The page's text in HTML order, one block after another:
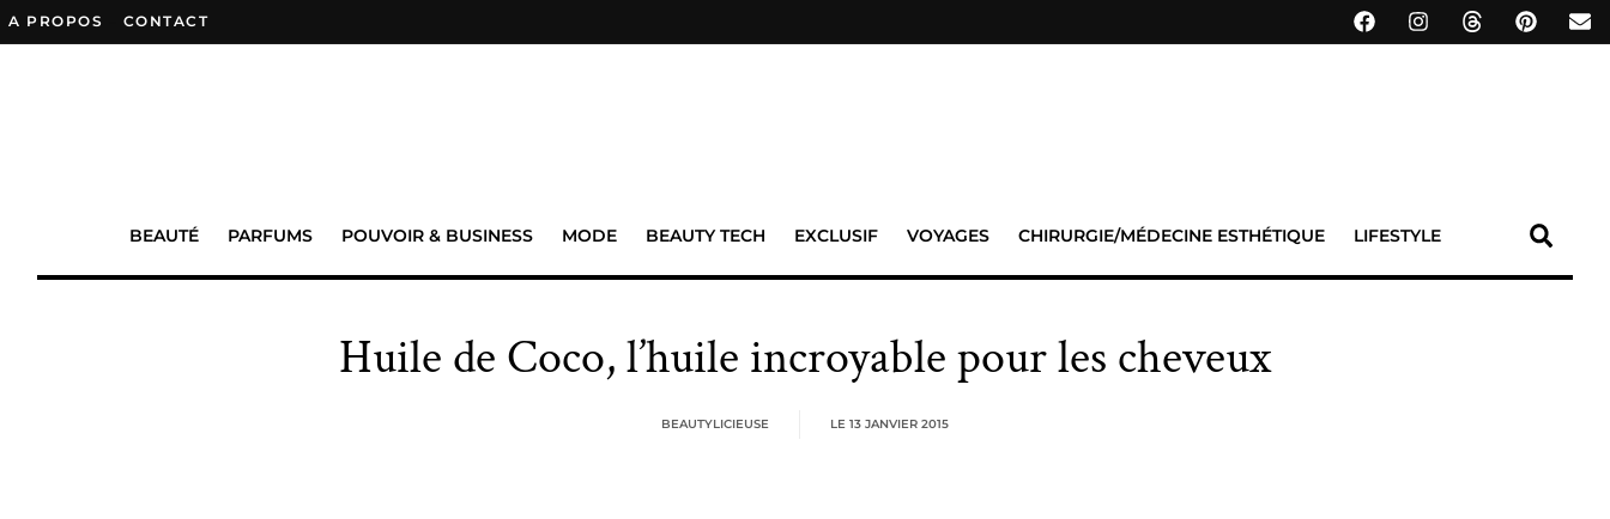
A PROPOS CONTACT
BEAUTÉ PARFUMS POUVOIR & BUSINESS MODE BEAUTY TECH EXCLUSIF VOYAGES CHIRURGIE/MÉDECINE ESTHÉTIQUE LIFESTYLE
Huile de Coco, l’huile incroyable pour les cheveux
BEAUTYLICIEUSE LE 13 JANVIER 2015